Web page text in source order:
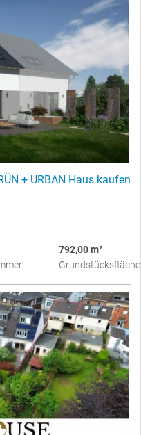
+ URBAN Haus kaufen
792,00 m²
Grundstücksfläche